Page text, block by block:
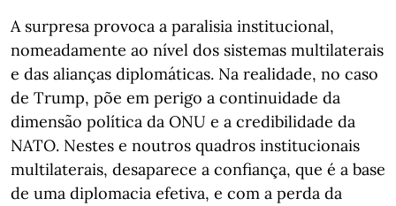
A surpresa provoca a paralisia institucional,
nomeadamente ao nível dos sistemas multilaterais
e das alianças diplomáticas. Na realidade, no caso
de Trump, põe em perigo a continuidade da
dimensão política da ONU e a credibilidade da
NATO. Nestes e noutros quadros institucionais
multilaterais, desaparece a confiança, que é a base
de uma diplomacia efetiva, e com a perda da